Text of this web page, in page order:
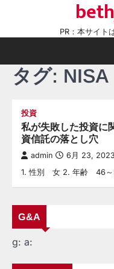
content
PR：本サイト
タグ: NISA
投資
私が失敗した投資に
資信託の落とし穴
admin 6月 23, 2023
1. 性別 女 2. 年齢 46
G&A
g: a: